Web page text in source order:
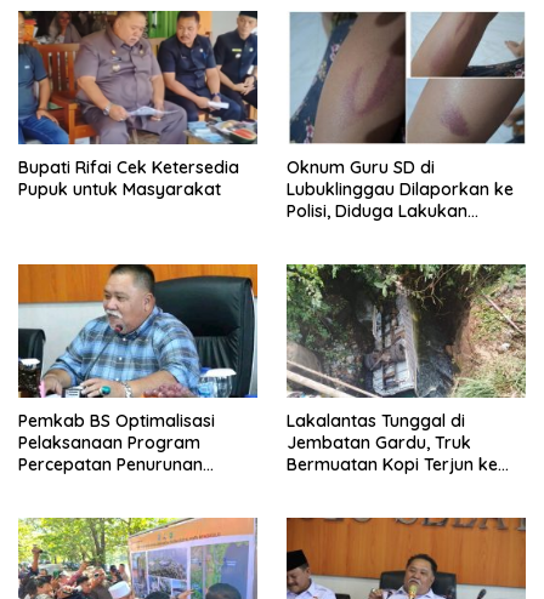
Bupati Rifai Cek Ketersedia
Pupuk untuk Masyarakat
Oknum Guru SD di
Lubuklinggau Dilaporkan ke
Polisi, Diduga Lakukan
Pemkab BS Optimalisasi
Pelaksanaan Program
Percepatan Penurunan
Lakalantas Tunggal di
Jembatan Gardu, Truk
Bermuatan Kopi Terjun ke